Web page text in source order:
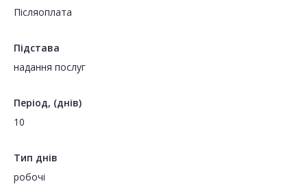
Пiсляоплата
Підстава
надання послуг
Період, (днів)
10
Тип днів
робочі